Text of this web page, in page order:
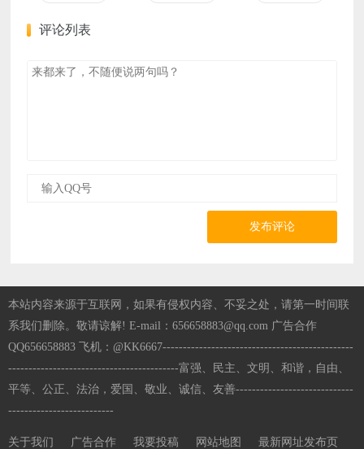
评论列表
发布评论
本站内容来源于互联网，如果有侵权内容、不妥之处，请第一时间联
系我们删除。敬请谅解! E-mail：656658883@qq.com 广告合作
QQ656658883 飞机：@KK6667-----------------------------------------------
------------------------------------------富强、民主、文明、和谐，自由、
平等、公正、法治，爱国、敬业、诚信、友善-----------------------------
--------------------------
关于我们 广告合作 我要投稿 网站地图 最新网址发布页